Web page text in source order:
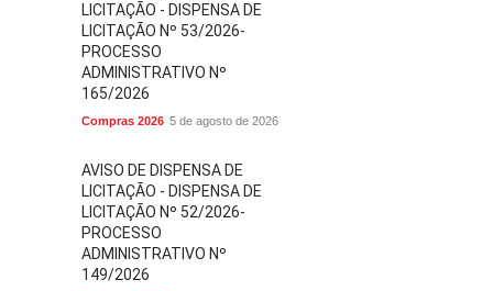
LICITAÇÃO - DISPENSA DE
LICITAÇÃO Nº 53/2026-
PROCESSO
ADMINISTRATIVO Nº
165/2026
Compras 2026 5 de agosto de 2026
AVISO DE DISPENSA DE
LICITAÇÃO - DISPENSA DE
LICITAÇÃO Nº 52/2026-
PROCESSO
ADMINISTRATIVO Nº
149/2026